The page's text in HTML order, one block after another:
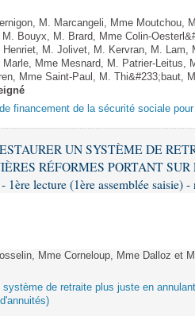
M. Marcangeli, Mme Moutchou,
Bouyx, M. Brard, Mme Colin-
Henriet, M. Jolivet, M. Kervran, M. Lam,
Marle, Mme Mesnard, M. Patrier-Leitus,
Mme Saint-Paul, M. Thi&#233;baut,
financement de la sécurité sociale pour
UN SYSTÈME DE
RÉFORMES PORTANT
lecture (1ère assemblée saisie) -
Mme Corneloup, Mme Dalloz et
de retraite plus juste en